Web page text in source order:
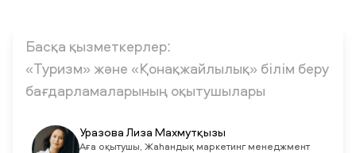
Басқа қызметкерлер:
«Туризм» және «Қонақжайлылық» білім беру
бағдарламаларының оқытушылары
Уразова Лиза Махмутқызы
Аға оқытушы, Жаһандық маркетинг менеджмент